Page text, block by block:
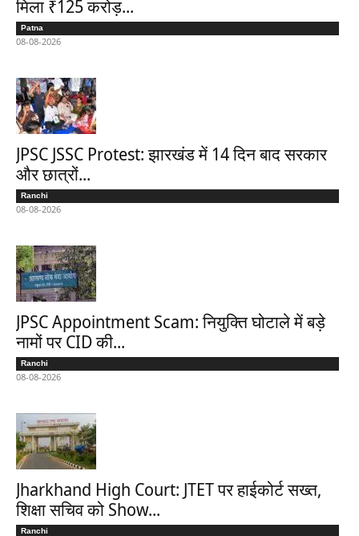
मिला ₹125 करोड़...
Patna
08-08-2026
JPSC JSSC Protest: झारखंड में 14 दिन बाद सरकार
और छात्रों...
Ranchi
08-08-2026
JPSC Appointment Scam: नियुक्ति घोटाले में बड़े
नामों पर CID की...
Ranchi
08-08-2026
Jharkhand High Court: JTET पर हाईकोर्ट सख्त,
शिक्षा सचिव को Show...
Ranchi